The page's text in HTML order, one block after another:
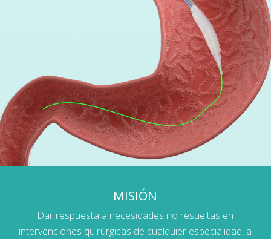
MISIÓN
Dar respuesta a necesidades no resueltas en
intervenciones quirúrgicas de cualquier especialidad, a